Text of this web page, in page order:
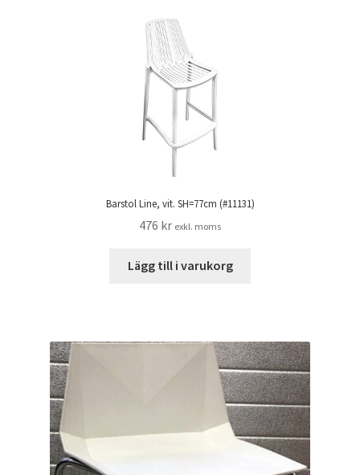
Barstol Line, vit. SH=77cm (#11131)
476 kr exkl. moms
Lägg till i varukorg